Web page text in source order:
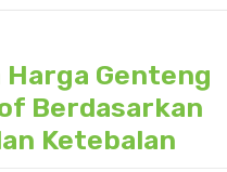
Harga Genteng
Berdasarkan
Ketebalan